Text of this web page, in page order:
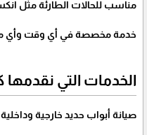
مناسب للحالات الطارئة مثل
خدمة مخصصة في أي وقت وأي
الخدمات التي
صيانة أبواب حديد خارجية وداخلية